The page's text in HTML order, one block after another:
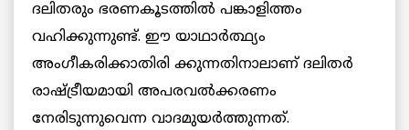
ദലിതരും ഭരണകൂടത്തില്‍ പങ്കാളിത്തം
വഹിക്കുന്നുണ്ട്. ഈ യാഥാര്‍ത്ഥ്യം
അംഗീകരിക്കാതിരി ക്കുന്നതിനാലാണ് ദലിതര്‍
രാഷ്ട്രീയമായി അപരവല്‍ക്കരണം
നേരിടുന്നുവെന്ന വാദമുയര്‍ത്തുന്നത്.